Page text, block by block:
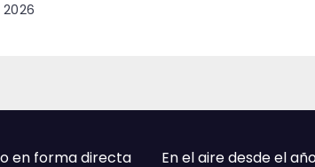
en forma directa En el aire desde el